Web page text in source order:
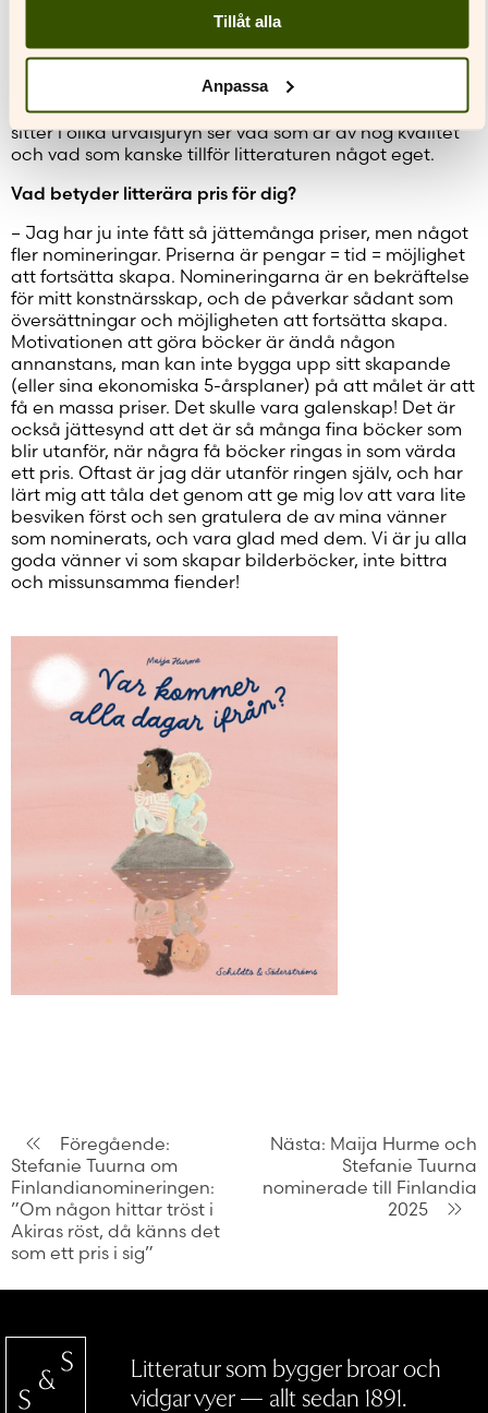
Tillåt alla
Anpassa
Går det att tävla i författar-/illustratörsskap?
– Nej det går det inte. Man kan ju inte mäta vilken
verkan ett litterärt verk har på någon sorts objektiv
skala. Samtidigt så är det nog möjligt att proffs som
sitter i olika urvalsjuryn ser vad som är av hög kvalitet
och vad som kanske tillför litteraturen något eget.
Vad betyder litterära pris för dig?
– Jag har ju inte fått så jättemånga priser, men något
fler nomineringar. Priserna är pengar = tid = möjlighet
att fortsätta skapa. Nomineringarna är en bekräftelse
för mitt konstnärsskap, och de påverkar sådant som
översättningar och möjligheten att fortsätta skapa.
Motivationen att göra böcker är ändå någon
annanstans, man kan inte bygga upp sitt skapande
(eller sina ekonomiska 5-årsplaner) på att målet är att
få en massa priser. Det skulle vara galenskap! Det är
också jättesynd att det är så många fina böcker som
blir utanför, när några få böcker ringas in som värda
ett pris. Oftast är jag där utanför ringen själv, och har
lärt mig att tåla det genom att ge mig lov att vara lite
besviken först och sen gratulera de av mina vänner
som nominerats, och vara glad med dem. Vi är ju alla
goda vänner vi som skapar bilderböcker, inte bittra
och missunsamma fiender!
Inläggsnavigering
Föregående:
Stefanie Tuurna om
Finlandianomineringen:
”Om någon hittar tröst i
Akiras röst, då känns det
som ett pris i sig”
Nästa: Maija Hurme och
Stefanie Tuurna
nominerade till Finlandia
2025
Litteratur som bygger broar och
vidgar vyer — allt sedan 1891.